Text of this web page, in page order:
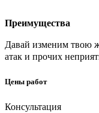
Преимущества
Давай изменим твою
атак и прочих
Цены работ
Консультация